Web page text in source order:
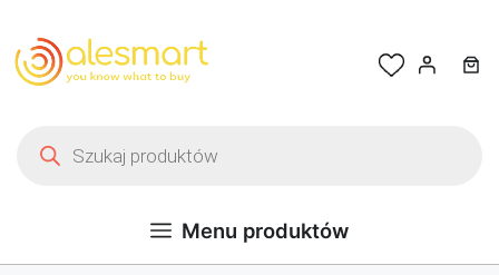
Menu produktów